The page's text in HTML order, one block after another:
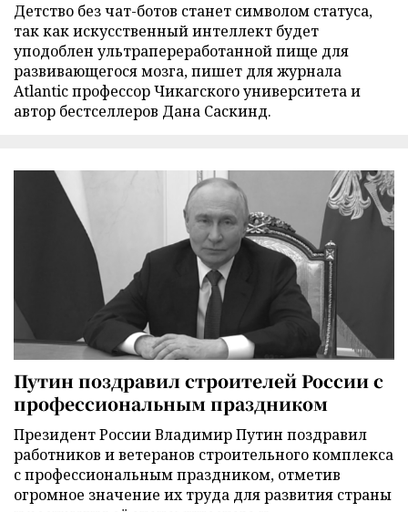
Детство без чат-ботов станет символом статуса,
так как искусственный интеллект будет
уподоблен ультрапереработанной пище для
развивающегося мозга, пишет для журнала
Atlantic профессор Чикагского университета и
автор бестселлеров Дана Саскинд.
Путин поздравил строителей России с
профессиональным праздником
Президент России Владимир Путин поздравил
работников и ветеранов строительного комплекса
с профессиональным праздником, отметив
огромное значение их труда для развития страны